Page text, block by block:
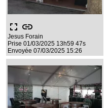
fullscreen link
Jesus Forain
Prise 01/03/2025 13h59 47s
Envoyée 07/03/2025 15:26